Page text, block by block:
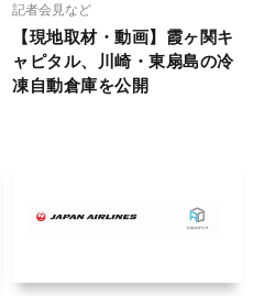
記者会見など
【現地取材・動画】霞ヶ関キ
ャピタル、川崎・東扇島の冷
凍自動倉庫を公開